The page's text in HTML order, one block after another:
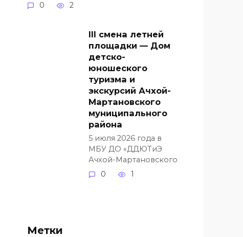
0
2
III смена летней
площадки — Дом
детско-
юношеского
туризма и
экскурсий Ачхой-
Мартановского
муниципального
района
5 июля 2026 года в
МБУ ДО «ДДЮТиЭ
Ачхой-Мартановского
0
1
Метки